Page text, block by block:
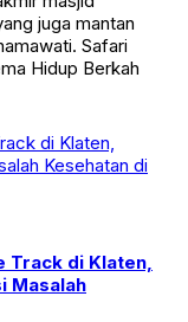
juga mantan
Safari
Hidup Berkah
Track di Klaten,
Masalah